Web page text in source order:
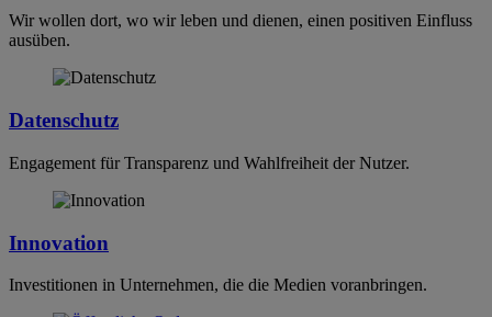
Wir wollen dort, wo wir leben und dienen, einen positiven Einfluss
ausüben.
Datenschutz
Engagement für Transparenz und Wahlfreiheit der Nutzer.
Innovation
Investitionen in Unternehmen, die die Medien voranbringen.